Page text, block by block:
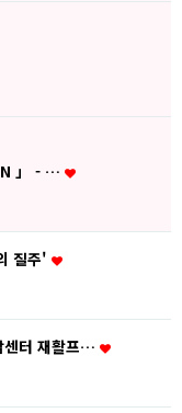
」 - …
질주'
센터 재활프…